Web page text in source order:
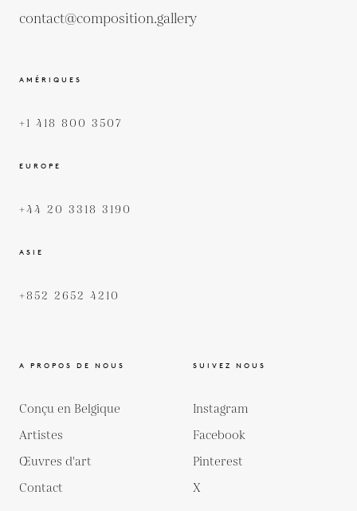
contact@composition.gallery
AMÉRIQUES
+1 418 800 3507
EUROPE
+44 20 3318 3190
ASIE
+852 2652 4210
A PROPOS DE NOUS
Conçu en Belgique
Artistes
Œuvres d'art
Contact
SUIVEZ NOUS
Instagram
Facebook
Pinterest
X